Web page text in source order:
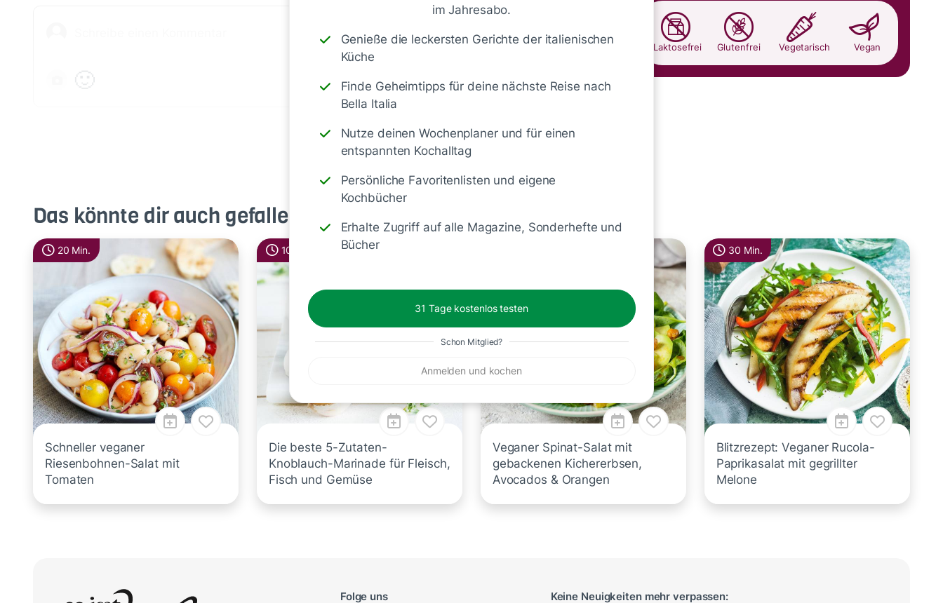
im Jahresabo.
Genieße die leckersten Gerichte der italienischen
Küche
Finde Geheimtipps für deine nächste Reise nach
Bella Italia
Nutze deinen Wochenplaner und für einen
entspannten Kochalltag
Persönliche Favoritenlisten und eigene
Kochbücher
Erhalte Zugriff auf alle Magazine, Sonderhefte und
Bücher
31 Tage kostenlos testen
Schon Mitglied?
Anmelden und kochen
🙂 1500 Speichern
Laktosefrei Glutenfrei Vegetarisch Vegan
Das könnte dir auch gefallen
20 Min.
Schneller veganer
Riesenbohnen-Salat mit
Tomaten
10 Min.
Die beste 5-Zutaten-
Knoblauch-Marinade für Fleisch,
Fisch und Gemüse
Veganer Spinat-Salat mit
gebackenen Kichererbsen,
Avocados & Orangen
30 Min.
Blitzrezept: Veganer Rucola-
Paprikasalat mit gegrillter
Melone
Folge uns Keine Neuigkeiten mehr verpassen: